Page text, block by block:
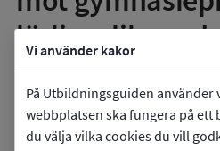
Vi använder kakor
På Utbildningsguiden
webbplatsen ska fungera på ett
du välja vilka cookies du vill
favorite
Torsbergsgymnasiet RO5